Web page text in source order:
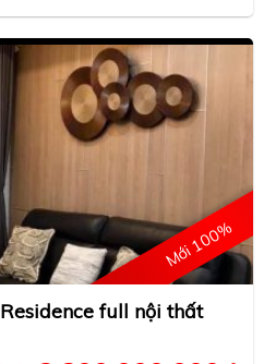
Mới 100%
full nội thất